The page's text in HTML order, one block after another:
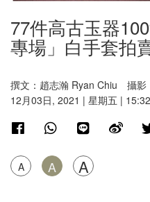
77件高古玉器
專場」白手套拍
撰文：趙志瀚 Ryan Chiu 攝影
12月03日, 2021 | 星期五 | 15:32
A A A